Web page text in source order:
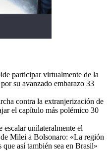
participar virtualmente de la
su avanzado embarazo 33
contra la extranjerización de
el capítulo más polémico 30
unilateralmente el
Milei a Bolsonaro: «La región
que así también sea en Brasil»